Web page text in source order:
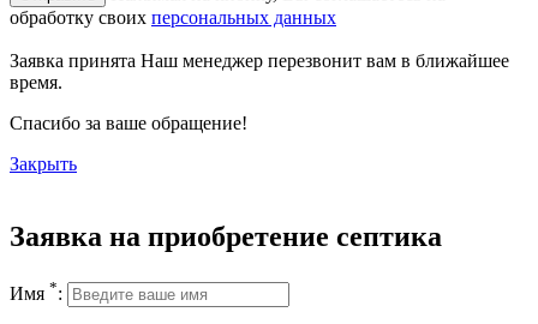
обработку своих персональных данных
Заявка принята Наш менеджер перезвонит вам в ближайшее
время.
Спасибо за ваше обращение!
Закрыть
Заявка на приобретение септика
Имя *: